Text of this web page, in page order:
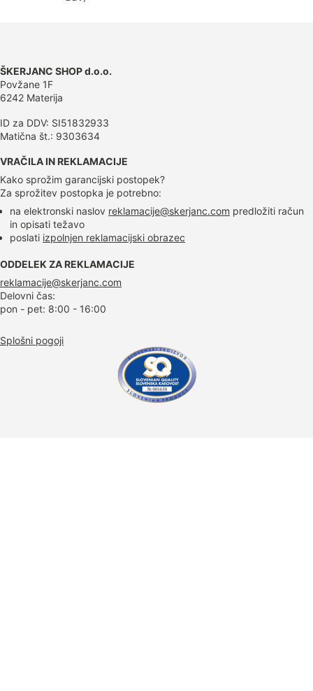
ŠKERJANC SHOP d.o.o.
Povžane 1F
6242 Materija
ID za DDV: SI51832933
Matična št.: 9303634
VRAČILA IN REKLAMACIJE
Kako sprožim garancijski postopek?
Za sprožitev postopka je potrebno:
na elektronski naslov reklamacije@skerjanc.com predložiti račun
in opisati težavo
poslati izpolnjen reklamacijski obrazec
ODDELEK ZA REKLAMACIJE
reklamacije@skerjanc.com
Delovni čas:
pon - pet: 8:00 - 16:00
Splošni pogoji